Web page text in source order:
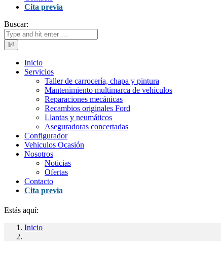
Cita previa
Buscar:
Inicio
Servicios
Taller de carrocería, chapa y pintura
Mantenimiento multimarca de vehiculos
Reparaciones mecánicas
Recambios originales Ford
Llantas y neumáticos
Aseguradoras concertadas
Configurador
Vehiculos Ocasión
Nosotros
Noticias
Ofertas
Contacto
Cita previa
Estás aquí:
Inicio